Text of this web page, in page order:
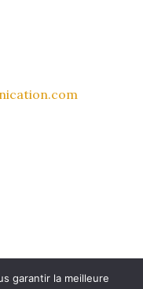
garantir la meilleure